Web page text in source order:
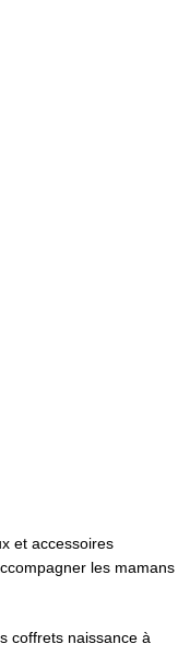
et accessoires
les mamans
coffrets naissance à